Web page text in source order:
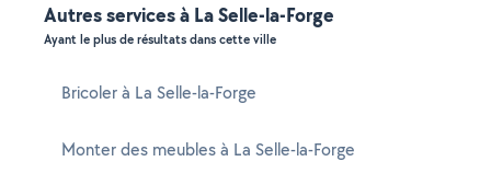
Autres services à La Selle-la-Forge
Ayant le plus de résultats dans cette ville
Bricoler à La Selle-la-Forge
Monter des meubles à La Selle-la-Forge